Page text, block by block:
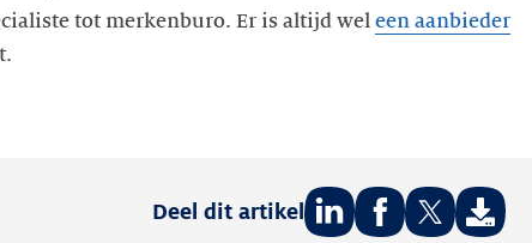
tot merkenburo. Er is altijd wel een aanbieder
Deel dit artikel